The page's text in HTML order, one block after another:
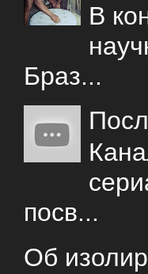
В
Браз...
посв...
Об